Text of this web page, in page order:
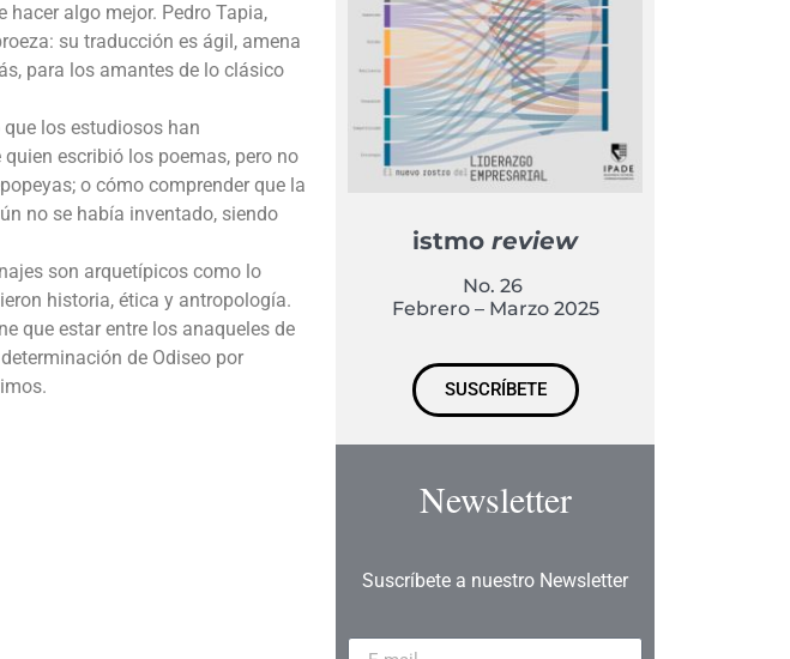
hacer algo mejor. Pedro Tapia,
su traducción es ágil, amena
para los amantes de lo clásico
los estudiosos han
escribió los poemas, pero no
o cómo comprender que la
no se había inventado, siendo
son arquetípicos como lo
historia, ética y antropología.
que estar entre los anaqueles de
de Odiseo por
istmoreview
No. 26
Febrero – Marzo 2025
SUSCRÍBETE
Newsletter
Suscríbete a nuestro Newsletter